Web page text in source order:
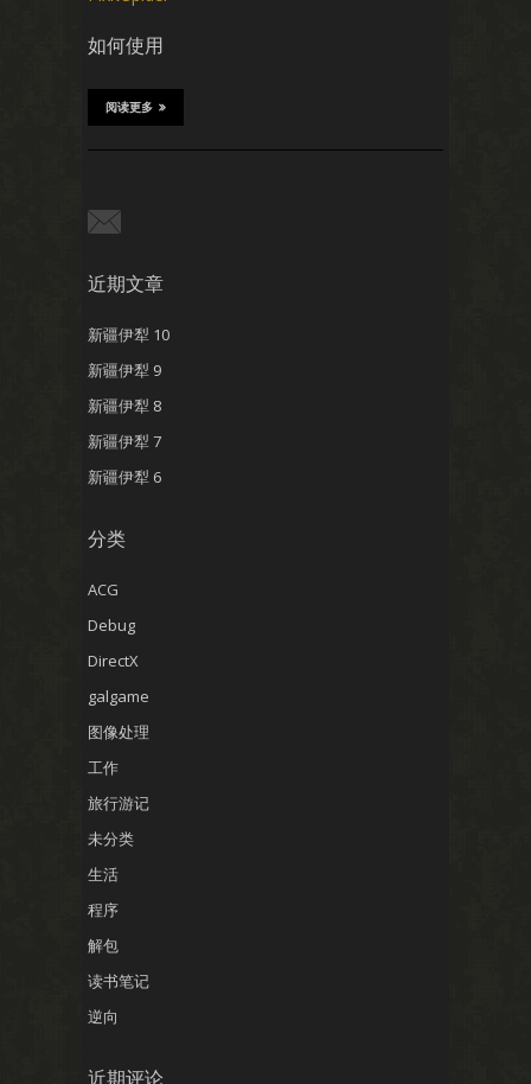
如何使用
阅读更多
近期文章
新疆伊犁 10
新疆伊犁 9
新疆伊犁 8
新疆伊犁 7
新疆伊犁 6
分类
ACG
Debug
DirectX
galgame
图像处理
工作
旅行游记
未分类
生活
程序
解包
读书笔记
逆向
近期评论